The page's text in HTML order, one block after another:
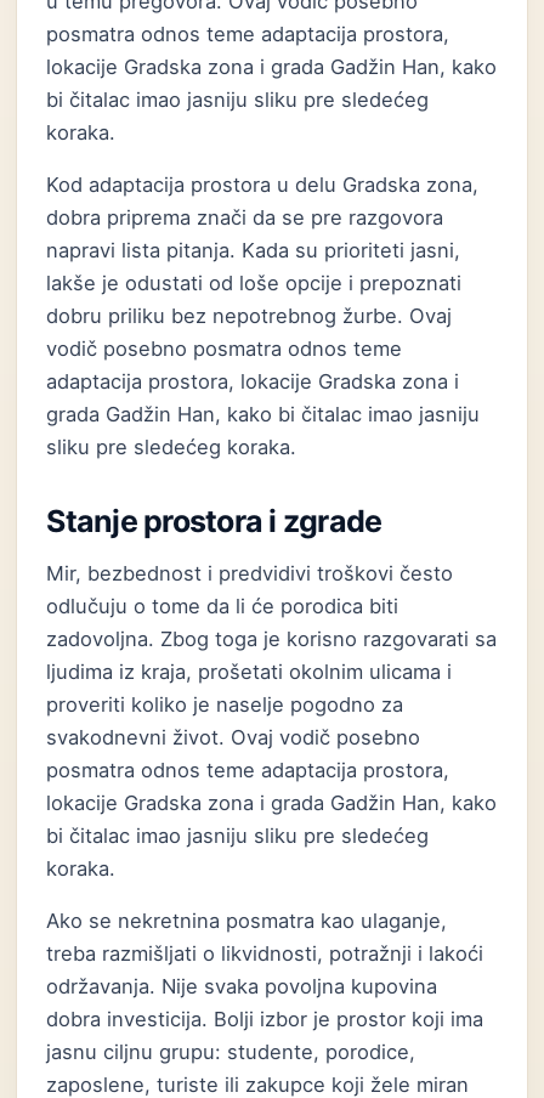
posmatra odnos teme adaptacija prostora,
lokacije Gradska zona i grada Gadžin Han, kako
bi čitalac imao jasniju sliku pre sledećeg
koraka.
Kod adaptacija prostora u delu Gradska zona,
dobra priprema znači da se pre razgovora
napravi lista pitanja. Kada su prioriteti jasni,
lakše je odustati od loše opcije i prepoznati
dobru priliku bez nepotrebnog žurbe. Ovaj
vodič posebno posmatra odnos teme
adaptacija prostora, lokacije Gradska zona i
grada Gadžin Han, kako bi čitalac imao jasniju
sliku pre sledećeg koraka.
Stanje prostora i zgrade
Mir, bezbednost i predvidivi troškovi često
odlučuju o tome da li će porodica biti
zadovoljna. Zbog toga je korisno razgovarati sa
ljudima iz kraja, prošetati okolnim ulicama i
proveriti koliko je naselje pogodno za
svakodnevni život. Ovaj vodič posebno
posmatra odnos teme adaptacija prostora,
lokacije Gradska zona i grada Gadžin Han, kako
bi čitalac imao jasniju sliku pre sledećeg
koraka.
Ako se nekretnina posmatra kao ulaganje,
treba razmišljati o likvidnosti, potražnji i lakoći
održavanja. Nije svaka povoljna kupovina
dobra investicija. Bolji izbor je prostor koji ima
jasnu ciljnu grupu: studente, porodice,
zaposlene, turiste ili zakupce koji žele miran